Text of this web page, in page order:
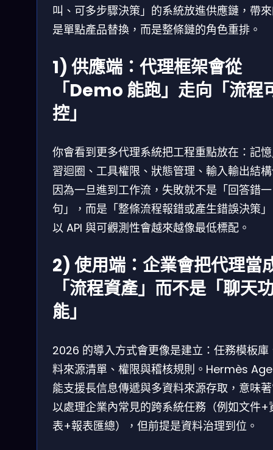
叫、可多步驟決策」的系統放進供應鏈，帶
是單點產品替換，而是整條鏈的角色重排。
1) 供應端：代理框架會從
「Demo 能跑」走向「流程
控」
你會看到更多代理系統把工程重點放在：記
習迴圈、工具權限、狀態管理、輸入輸出結
因為一旦進到工作流，失敗就不是「回答錯一
句」，而是「整條流程報錯或產生錯誤決策
以 API 與可觀測性會越來越像最低標配。
2) 使用端：企業會把代理當
「流程資產」而不是「聊天
能」
2026 的導入方式會更像是建立：任務模板庫
料來源清單、權限與稽核規則。Hermès
能支援長信息傳遞與多資料來源存取，意味
以處理企業內常見的跨系統任務（例如文件+
表+報表匯總），但前提是資料治理到位。